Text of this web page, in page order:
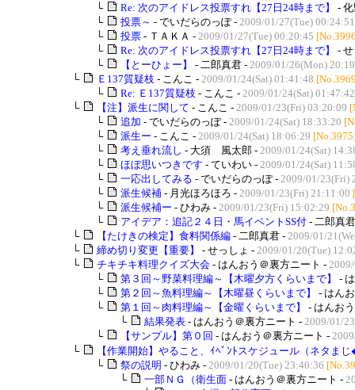
└
Re: 次のアイドレス投票すれ【27日24時まで】
-
└
投票～ - でいだらのっぽ - 2009/01/27(Tue) 00:24:51
└
投票 - ＴＡＫＡ - 2009/01/27(Tue) 00:20:45
└
Re: 次のアイドレス投票すれ【27日24時まで】
-
└
【とーひょー】 - 二郎真君 - 2009/01/26(Mon)
└
Ｅ137質疑枝 - こんこ - 2009/01/24(Sat) 01:41:48
└
Re: Ｅ137質疑枝 - こんこ - 2009/01/24(Sat) 01:47:42
└
【注】派生に関して - こんこ - 2009/01/23(Fri) 03:20:09
└
追加 - でいだらのっぽ - 2009/01/24(Sat) 18:33:20
└
派生ー - こんこ - 2009/01/24(Sat) 18:06:29
└
考え垂れ流し - 大須 風太郎 - 2009/01/24(Sat)
└
ほぼ思いつきです - ていわい - 2009/01/24(Sat)
└
一応出してみる - でいだらのっぽ - 2009/01/23(Fri)
└
派生候補 - 月光ほろほろ - 2009/01/23(Fri) 21:11:00
└
派生候補ー - ひわみ - 2009/01/23(Fri) 15:02:29
└
アイデア：追記２４日・馬イベントSS付 - 二郎真
└
【たけきの検定】食料関係編 - 二郎真君 - 2009/01/
└
締め切り変更【重要】 - せっしょ - 2009/01/20(Tue)
└
チキチキ料理クイズ大会 - はんおう＠裏方ニート -
└
第３回～野菜料理編～【木曜夕方くらいまで】
-
└
第２回～魚料理編～【木曜昼くらいまで】
- はん
└
第１回～肉料理編～【金曜くらいまで】
- はんお
└
結果発表 - はんおう＠裏方ニート - 2009/01/
└
【サンプル】第０回 - はんおう＠裏方ニート -
└
【作業開始】やること、ｲﾍﾞﾝﾄスケジュール（ネタま
└
祭の説明 - ひわみ - 2009/01/20(Tue) 23:40:36
└
一部ＮＧ（衛生面 - はんおう＠裏方ニート -